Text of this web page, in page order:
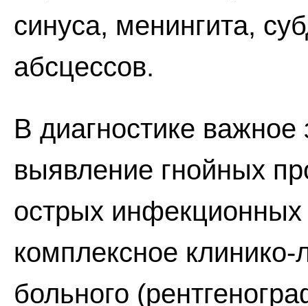
синуса, менингита,
абсцессов.
В диагностике
выявление гнойных
острых
комплексное
больного